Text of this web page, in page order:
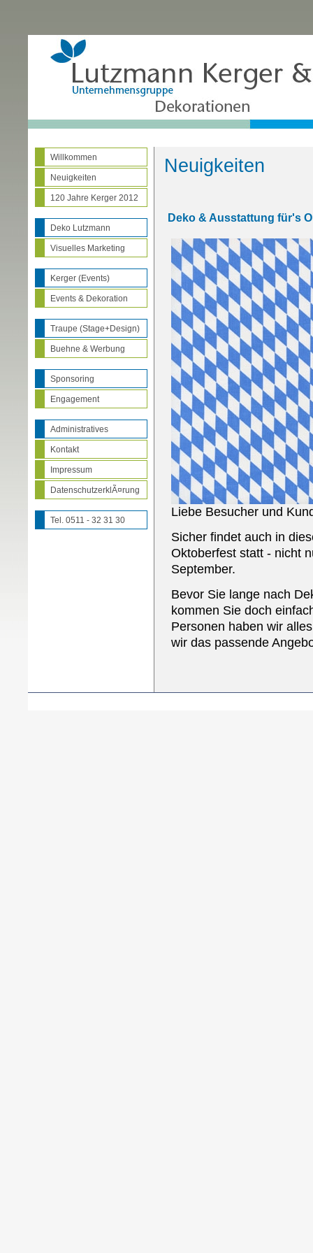
Willkommen
Neuigkeiten
120 Jahre Kerger 2012
Deko Lutzmann
Visuelles Marketing
Kerger (Events)
Events & Dekoration
Traupe (Stage+Design)
Buehne & Werbung
Sponsoring
Engagement
Administratives
Kontakt
Impressum
DatenschutzerklÃ¤rung
Tel. 0511 - 32 31 30
Neuigkeiten
Deko & Ausstattung für's
Liebe Besucher und
Sicher findet auch in
Oktoberfest statt - nicht
September.
Bevor Sie lange nach
kommen Sie doch
Personen haben wir
wir das passende